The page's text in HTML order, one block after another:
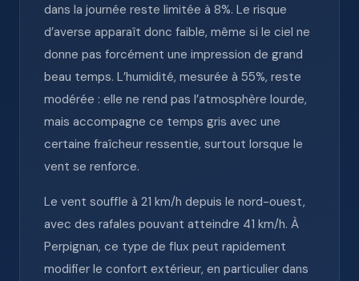
dans la journée reste limitée à 8%. Le risque
d’averse apparaît donc faible, même si le ciel ne
donne pas forcément une impression de grand
beau temps. L’humidité, mesurée à 55%, reste
modérée : elle ne rend pas l’atmosphère lourde,
mais accompagne ce temps gris avec une
certaine fraîcheur ressentie, surtout lorsque le
vent se renforce.
Le vent souffle à 21 km/h depuis le nord-ouest,
avec des rafales pouvant atteindre 41 km/h. À
Perpignan, ce type de flux peut rapidement
modifier le confort extérieur, en particulier dans